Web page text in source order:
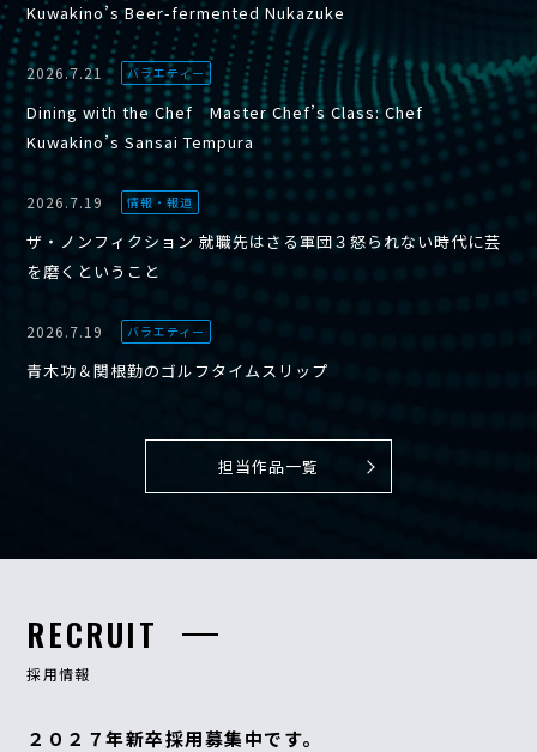
Kuwakino’s Beer-fermented Nukazuke
2026.7.21 バラエティー
Dining with the Chef Master Chef’s Class: Chef
Kuwakino’s Sansai Tempura
2026.7.19 情報・報道
ザ・ノンフィクション 就職先はさる軍団３怒られない時代に芸
を磨くということ
2026.7.19 バラエティー
青木功＆関根勤のゴルフタイムスリップ
担当作品一覧
RECRUIT
採用情報
２０２７年新卒採用募集中です。